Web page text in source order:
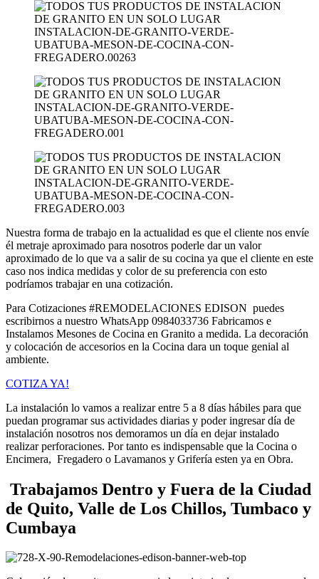
Nuestra forma de trabajo en la actualidad es que el cliente nos envíe
él metraje aproximado para nosotros poderle dar un valor
aproximado de lo que va a salir de su cocina ya que el cliente en este
caso nos indica medidas y color de su preferencia con esto
podríamos trabajar en una cotización.
Para Cotizaciones #REMODELACIONES EDISON puedes
escribirnos a nuestro WhatsApp 0984033736 Fabricamos e
Instalamos Mesones de Cocina en Granito a medida. La decoración
y colocación de accesorios en la Cocina dara un toque genial al
ambiente.
COTIZA YA!
La instalación lo vamos a realizar entre 5 a 8 días hábiles para que
puedan programar sus actividades diarias y poder ingresar día de
instalación nosotros nos demoramos un día en dejar instalado
realizar perforaciones. Por tanto es indispensable que la Cocina o
Encimera, Fregadero o Lavamanos y Grifería esten ya en Obra.
Trabajamos Dentro y Fuera de la Ciudad
de Quito, Valle de Los Chillos, Tumbaco y
Cumbaya